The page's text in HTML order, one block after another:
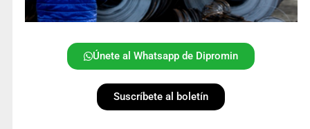
Únete al Whatsapp de Dipromin
Suscríbete al boletín